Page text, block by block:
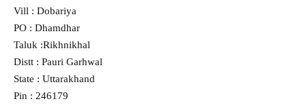
Vill : Dobariya
PO : Dhamdhar
Taluk :Rikhnikhal
Distt : Pauri Garhwal
State : Uttarakhand
Pin : 246179